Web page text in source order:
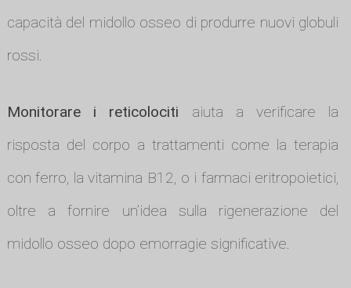
capacità del midollo osseo di produrre nuovi globuli
rossi.
Monitorare i reticolociti aiuta a verificare la
risposta del corpo a trattamenti come la terapia
con ferro, la vitamina B12, o i farmaci eritropoietici,
oltre a fornire un’idea sulla rigenerazione del
midollo osseo dopo emorragie significative.